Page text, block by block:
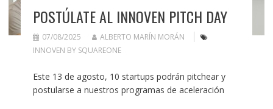
POSTÚLATE AL INNOVEN PITCH DAY
07/08/2025
ALBERTO MARÍN MORÁN
INNOVEN BY SQUAREONE
Este 13 de agosto, 10 startups podrán pitchear y
postularse a nuestros programas de aceleración